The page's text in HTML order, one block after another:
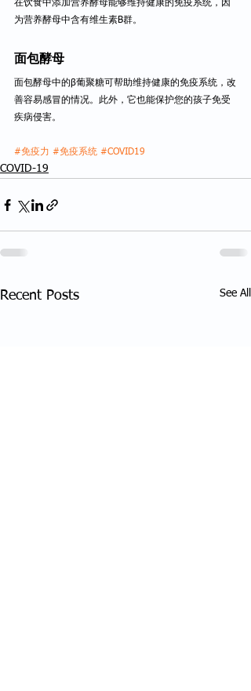
在饮食中添加营养酵母能够维持健康的免疫系统，因
为营养酵母中含有维生素B群。
面包酵母
面包酵母中的β葡聚糖可帮助维持健康的免疫系统，改
善容易感冒的情况。此外，它也能保护您的孩子免受
疾病侵害。
#免疫力 #免疫系统 #COVID19
COVID-19
Recent Posts See All